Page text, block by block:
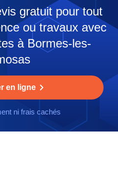
gratuit pour tout
ou travaux avec
à Bormes-les-
en ligne
ni frais cachés